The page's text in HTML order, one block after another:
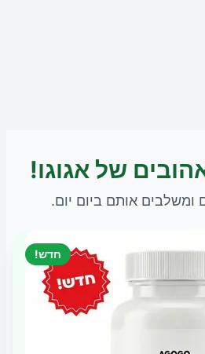
של אגוגו!
ומשלבים אותם ביום יום.
חדש!